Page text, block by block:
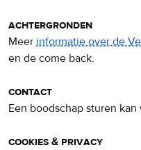
achtergronden
Meer informatie over de
en de come back.
contact
Een boodschap sturen kan
cookies & privacy